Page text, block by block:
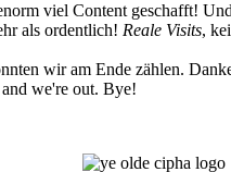
viel Content geschafft!
als ordentlich! Reale Visits,
wir am Ende zählen.
and we're out. Bye!